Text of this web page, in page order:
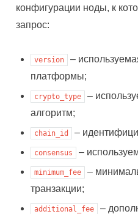
конфигурации ноды, к
запрос:
version
–
платформы;
crypto_type
–
алгоритм;
chain_id –
consensus –
minimum_fee
–
транзакции;
additional_fee
–